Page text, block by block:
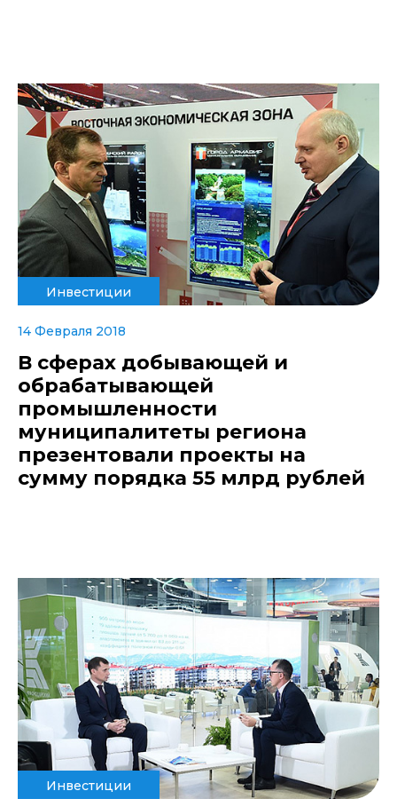
Инвестиции
14 Февраля 2018
В сферах добывающей и
обрабатывающей
промышленности
муниципалитеты региона
презентовали проекты на
сумму порядка 55 млрд рублей
Инвестиции